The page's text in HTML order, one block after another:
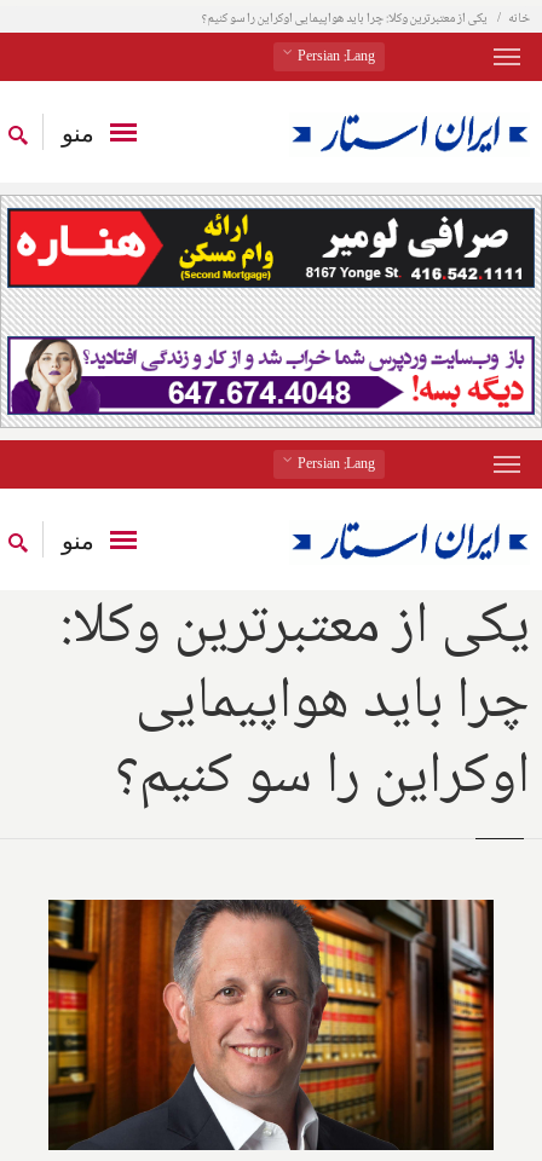
خانه یکی از معتبرترین وکلا: چرا باید هواپیمایی اوکراین را سو کنیم؟
Lang
: Persian
منو
Lang
: Persian
منو
یکی از معتبرترین وکلا:
چرا باید هواپیمایی
اوکراین را سو کنیم؟